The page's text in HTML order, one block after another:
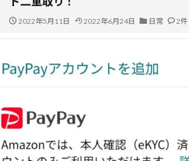
2022年5月11日 2022年6月24日 日常 2件